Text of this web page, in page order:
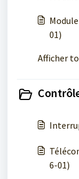
01)
Afficher
6-01)